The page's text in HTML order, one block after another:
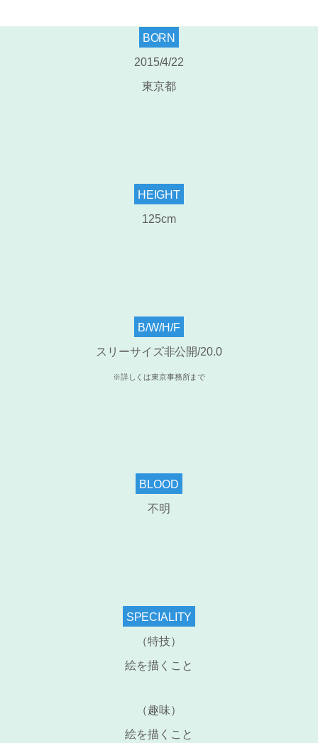
BORN
2015/4/22
東京都
HEIGHT
125cm
B/W/H/F
スリーサイズ非公開/20.0
※詳しくは東京事務所まで
BLOOD
不明
SPECIALITY
（特技）
絵を描くこと
（趣味）
絵を描くこと